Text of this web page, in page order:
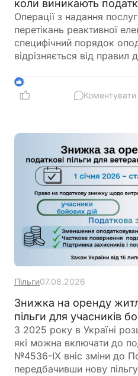
коли виникають
Операції з надання
перетікань реактивної
специфічний порядок
відрізняється від правил
ринку електроенергії,
під касовий метод
податкової накладної та
5
Коментувати
Пільги07.08.2026
Знижка на оренду
пільги для учасників
З 2025 року в Україні
які можна включати до
№4536-IX вніс зміни до
передбачивши нову